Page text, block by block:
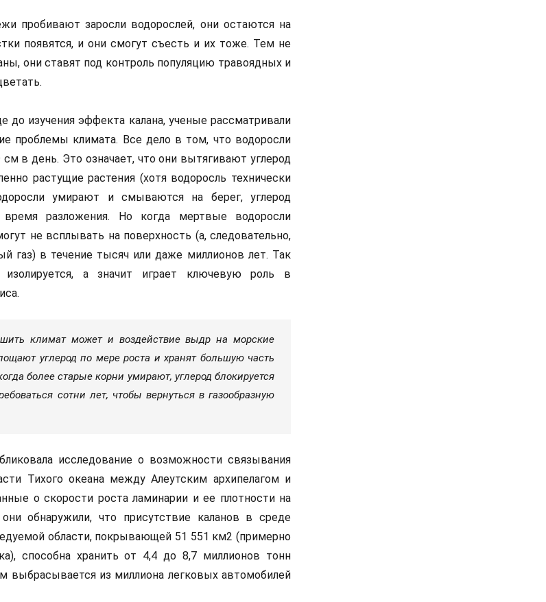
пробивают заросли водорослей, они остаются на
появятся, и они смогут съесть и их тоже. Тем не
они ставят под контроль популяцию травоядных и
изучения эффекта калана, ученые рассматривали
проблемы климата. Все дело в том, что водоросли
в день. Это означает, что они вытягивают углерод
растущие растения (хотя водоросль технически
умирают и смываются на берег, углерод
разложения. Но когда мертвые водоросли
не всплывать на поверхность (а, следовательно,
газ) в течение тысяч или даже миллионов лет. Так
изолируется, а значит играет ключевую роль в
климат может и воздействие выдр на морские
углерод по мере роста и хранят большую часть
более старые корни умирают, углерод блокируется
сотни лет, чтобы вернуться в газообразную
исследование о возможности связывания
Тихого океана между Алеутским архипелагом и
о скорости роста ламинарии и ее плотности на
обнаружили, что присутствие каланов в среде
области, покрывающей 51 551 км2 (примерно
способна хранить от 4,4 до 8,7 миллионов тонн
выбрасывается из миллиона легковых автомобилей